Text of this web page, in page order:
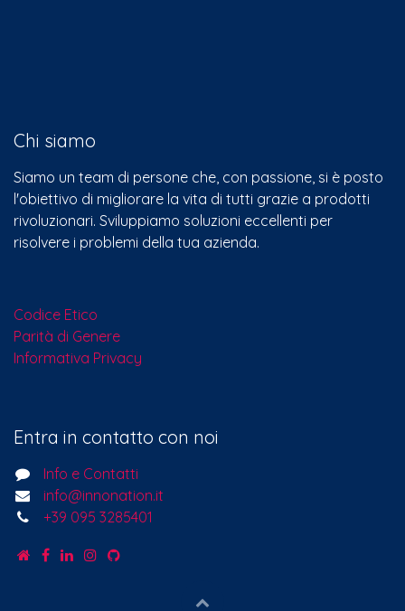
Chi siamo
Siamo un team di persone che, con passione, si è posto
l'obiettivo di migliorare la vita di tutti grazie a prodotti
rivoluzionari. Sviluppiamo soluzioni eccellenti per
risolvere i problemi della tua azienda.
Codice Etico
Parità di Genere
Informativa Privacy
Entra in contatto con noi
Info e Contatti
info@innonation.it
+39 095 3285401